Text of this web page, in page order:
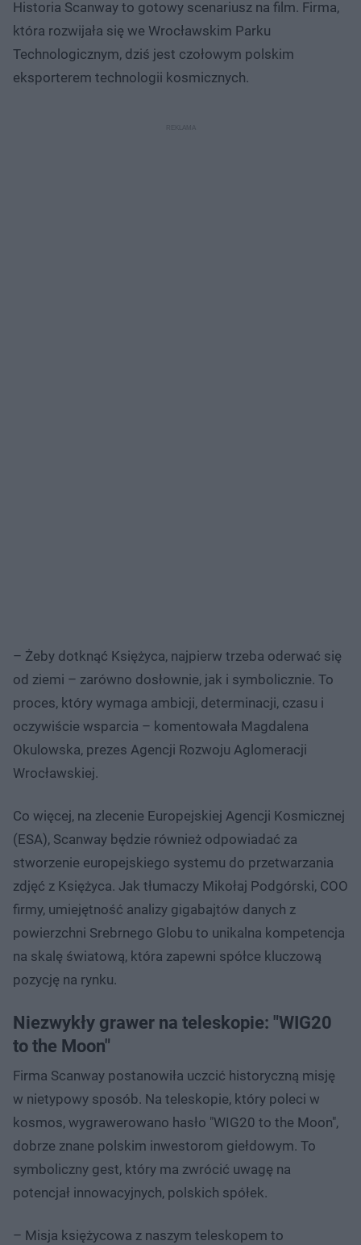
Historia Scanway to gotowy scenariusz na film. Firma,
która rozwijała się we Wrocławskim Parku
Technologicznym, dziś jest czołowym polskim
eksporterem technologii kosmicznych.
– Żeby dotknąć Księżyca, najpierw trzeba oderwać się
od ziemi – zarówno dosłownie, jak i symbolicznie. To
proces, który wymaga ambicji, determinacji, czasu i
oczywiście wsparcia – komentowała Magdalena
Okulowska, prezes Agencji Rozwoju Aglomeracji
Wrocławskiej.
Co więcej, na zlecenie Europejskiej Agencji Kosmicznej
(ESA), Scanway będzie również odpowiadać za
stworzenie europejskiego systemu do przetwarzania
zdjęć z Księżyca. Jak tłumaczy Mikołaj Podgórski, COO
firmy, umiejętność analizy gigabajtów danych z
powierzchni Srebrnego Globu to unikalna kompetencja
na skalę światową, która zapewni spółce kluczową
pozycję na rynku.
Niezwykły grawer na teleskopie: "WIG20
to the Moon"
Firma Scanway postanowiła uczcić historyczną misję
w nietypowy sposób. Na teleskopie, który poleci w
kosmos, wygrawerowano hasło "WIG20 to the Moon",
dobrze znane polskim inwestorom giełdowym. To
symboliczny gest, który ma zwrócić uwagę na
potencjał innowacyjnych, polskich spółek.
– Misja księżycowa z naszym teleskopem to